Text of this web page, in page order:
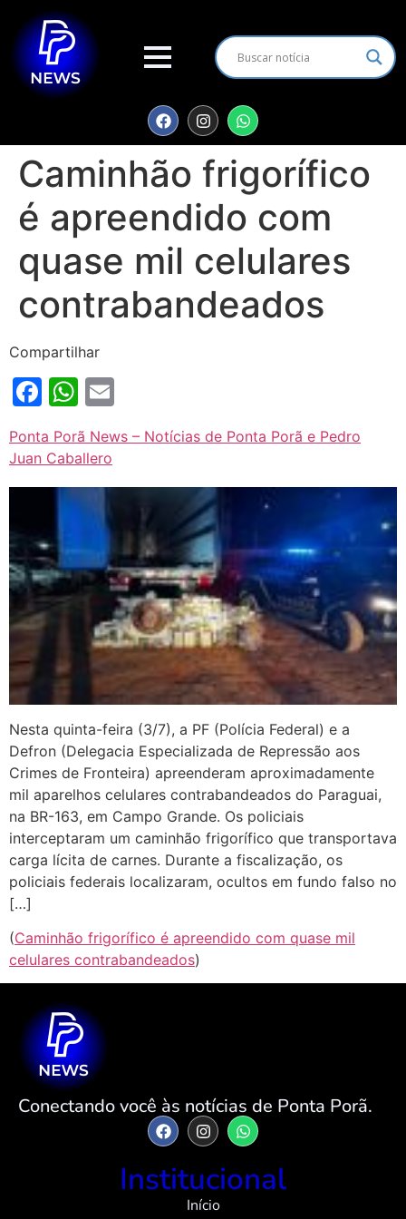
Caminhão frigorífico
é apreendido com
quase mil celulares
contrabandeados
Compartilhar
Facebook
WhatsApp
Ponta Porã News – Notícias de Ponta Porã e Pedro
Juan Caballero
Nesta quinta-feira (3/7), a PF (Polícia Federal) e a
Defron (Delegacia Especializada de Repressão aos
Crimes de Fronteira) apreenderam aproximadamente
mil aparelhos celulares contrabandeados do Paraguai,
na BR-163, em Campo Grande. Os policiais
interceptaram um caminhão frigorífico que transportava
carga lícita de carnes. Durante a fiscalização, os
policiais federais localizaram, ocultos em fundo falso no
[…]
(Caminhão frigorífico é apreendido com quase mil
celulares contrabandeados)
Conectando você às notícias de Ponta Porã.
Institucional
Início